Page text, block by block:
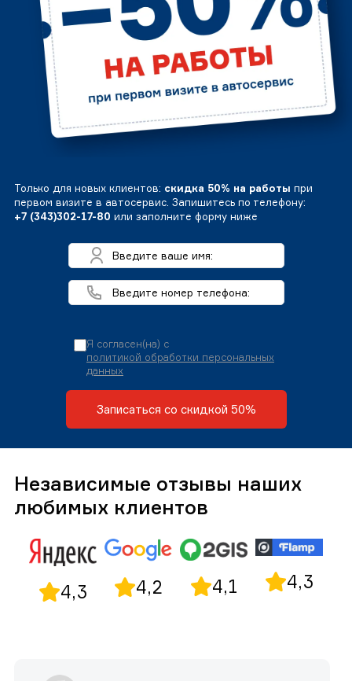
Только для новых клиентов: скидка 50% на работы при
первом визите в автосервис. Запишитесь по телефону:
+7 (343)302-17-80 или заполните форму ниже
Я согласен(на) с
политикой обработки персональных
данных
Записаться со скидкой 50%
Независимые отзывы наших
любимых клиентов
4,3 4,2 4,1 4,3